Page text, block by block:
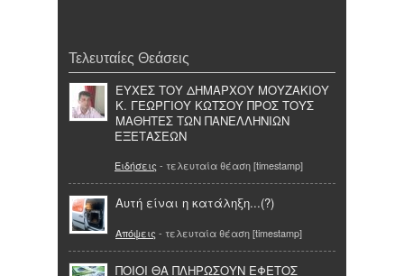
Τελευταίες Θεάσεις
ΕΥΧΕΣ ΤΟΥ ΔΗΜΑΡΧΟΥ ΜΟΥΖΑΚΙΟΥ
Κ. ΓΕΩΡΓΙΟΥ ΚΩΤΣΟΥ ΠΡΟΣ ΤΟΥΣ
ΜΑΘΗΤΕΣ ΤΩΝ ΠΑΝΕΛΛΗΝΙΩΝ
ΕΞΕΤΑΣΕΩΝ
Ειδήσεις - τελευταία θέαση [timestamp]
Aυτή είναι η κατάληξη...(?)
Απόψεις - τελευταία θέαση [timestamp]
ΠΟΙΟΙ ΘΑ ΠΛΗΡΩΣΟΥΝ ΕΦΕΤΟΣ